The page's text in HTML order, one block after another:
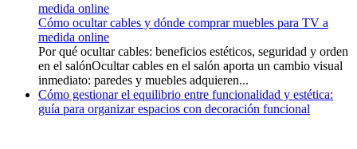
medida online
Cómo ocultar cables y dónde comprar muebles para TV a
medida online
Por qué ocultar cables: beneficios estéticos, seguridad y orden
en el salónOcultar cables en el salón aporta un cambio visual
inmediato: paredes y muebles adquieren...
Cómo gestionar el equilibrio entre funcionalidad y estética:
guía para organizar espacios con decoración funcional